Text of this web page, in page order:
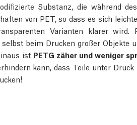
Substanz, die während
von PET, so dass es sich
Varianten klarer wird.
beim Drucken großer Objekte
ist PETG zäher und weniger
kann, dass Teile unter Druck